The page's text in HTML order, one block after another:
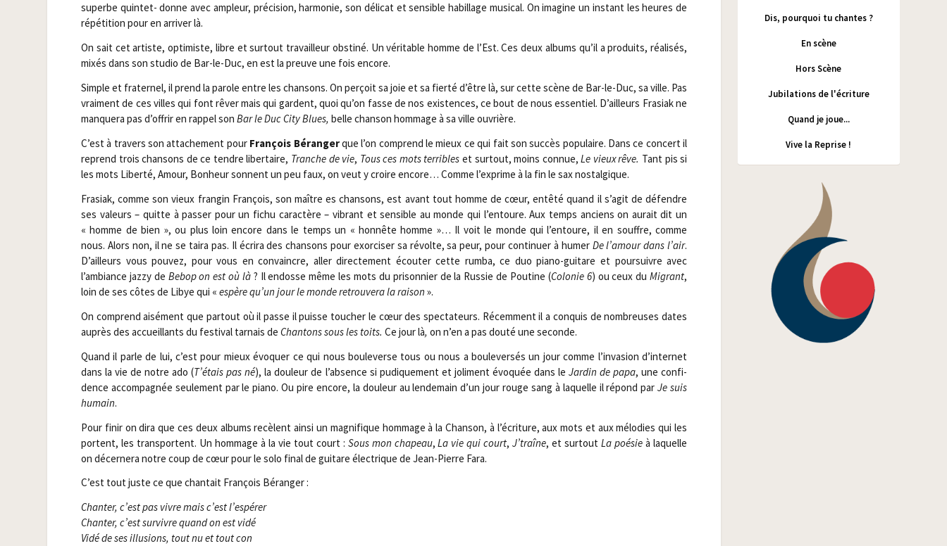
superbe quin­tet- donne avec ampleur, pré­ci­sion, har­mo­nie, son déli­cat et sen­sible habillage musi­cal. On ima­gine un ins­tant les heures de
répé­ti­tion pour en arri­ver là.
On sait cet artiste, opti­miste, libre et sur­tout tra­vailleur obs­ti­né. Un véri­table homme de l’Est. Ces deux albums qu’il a pro­duits, réa­li­sés,
mixés dans son stu­dio de Bar-le-Duc, en est la preuve une fois encore.
Simple et fra­ter­nel, il prend la parole entre les chan­sons. On per­çoit sa joie et sa fier­té d’être là, sur cette scène de Bar-le-Duc, sa ville. Pas
vrai­ment de ces villes qui font rêver mais qui gardent, quoi qu’on fasse de nos exis­tences, ce bout de nous essen­tiel. D’ailleurs Fra­siak ne
man­que­ra pas d’offrir en rap­pel son Bar le Duc City Blues, belle chan­son hom­mage à sa ville ouvrière.
C’est à tra­vers son atta­che­ment pour Fran­çois Béran­gerque l’on com­prend le mieux ce qui fait son suc­cès popu­laire. Dans ce concert il
reprend trois chan­sons de ce tendre liber­taire, Tranche de vie, Tous ces mots ter­ribles et sur­tout, moins connue,Le vieux rêve. Tant pis si
les mots Liber­té, Amour, Bon­heur sonnent un peu faux, on veut y croire encore… Comme l’exprime à la fin le sax nostalgique.
Fra­siak, comme son vieux fran­gin Fran­çois, son maître es chan­sons, est avant tout homme de cœur, entê­té quand il s’agit de défendre
ses valeurs – quitte à pas­ser pour un fichu carac­tère – vibrant et sen­sible au monde qui l’entoure. Aux temps anciens on aurait dit un
« homme de bien », ou plus loin encore dans le temps un « hon­nête homme »… Il voit le monde qui l’entoure, il en souffre, comme
nous. Alors non, il ne se tai­ra pas. Il écri­ra des chan­sons pour exor­ci­ser sa révolte, sa peur, pour conti­nuer à humer De l’amour dans l’air.
D’ailleurs vous pou­vez, pour vous en convaincre, aller direc­te­ment écou­ter cette rum­ba, ce duo pia­no-gui­tare et pour­suivre avec
l’ambiance jaz­zy de Bebop on est où là ? Il endosse même les mots du pri­son­nier de la Rus­sie de Pou­tine (Colo­nie 6) ou ceux duMigrant,
loin de ses côtes de Libye qui « espère qu’un jour le monde retrou­ve­ra la rai­son ».
On com­prend aisé­ment que par­tout où il passe il puisse tou­cher le cœur des spec­ta­teurs. Récem­ment il a conquis de nom­breuses dates
auprès des accueillants du fes­ti­val tar­nais de Chan­tons sous les toits. Ce jour là, on n’en a pas dou­té une seconde.
Quand il parle de lui, c’est pour mieux évo­quer ce qui nous bou­le­verse tous ou nous a bou­le­ver­sés un jour comme l’invasion d’internet
dans la vie de notre ado (T’étais pas né), la dou­leur de l’absence si pudi­que­ment et joli­ment évo­quée dans le Jar­din de papa, une confi­
dence accom­pa­gnée seule­ment par le pia­no. Ou pire encore, la dou­leur au len­de­main d’un jour rouge sang à laquelle il répond parJe suis
humain.
Pour finir on dira que ces deux albums recèlent ain­si un magni­fique hom­mage à la Chan­son, à l’écriture, aux mots et aux mélo­dies qui les
portent, les trans­portent. Un hom­mage à la vie tout court : Sous mon cha­peau,La vie qui court,J’traîne, et sur­toutLa poé­sie à laquelle
on décer­ne­ra notre coup de cœur pour le solo final de gui­tare élec­trique de Jean-Pierre Fara.
C’est tout juste ce que chan­tait Fran­çois Béranger :
Chan­ter, c’est pas vivre mais c’est l’espérer
Chan­ter, c’est sur­vivre quand on est vidé
Vidé de ses illu­sions, tout nu et tout con
Dis, pourquoi tu chantes ?
En scène
Hors Scène
Jubilations de l'écriture
Quand je joue...
Vive la Reprise !